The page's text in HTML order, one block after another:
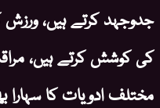
جدوجہد کرتے ہیں، ورزش
کی کوشش کرتے ہیں،
مختلف ادویات کا سہارا